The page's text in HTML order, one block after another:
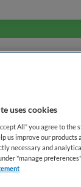
uses cookies
All” you agree to
us improve our
necessary and
"manage preferences"